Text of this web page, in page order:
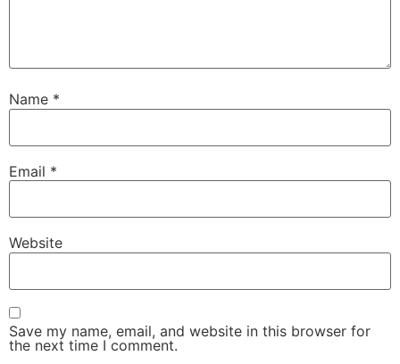
Name *
Email *
Website
Save my name, email, and website in this browser for
the next time I comment.